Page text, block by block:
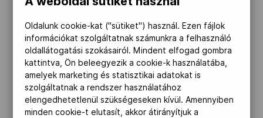
MOB
Kettőskarrier-program
Oldalunk cookie-kat ("sütiket") használ. Ezen fájlok
információkat szolgáltatnak számunkra a felhasználó
oldallátogatási szokásairól. Mindent elfogad gombra
kattintva, Ön beleegyezik a cookie-k használatába,
amelyek marketing és statisztikai adatokat is
szolgáltatnak a rendszer használatához
elengedhetetlenül szükségeseken kívül. Amennyiben
minden cookie-t elutasít, akkor átirányítjuk a